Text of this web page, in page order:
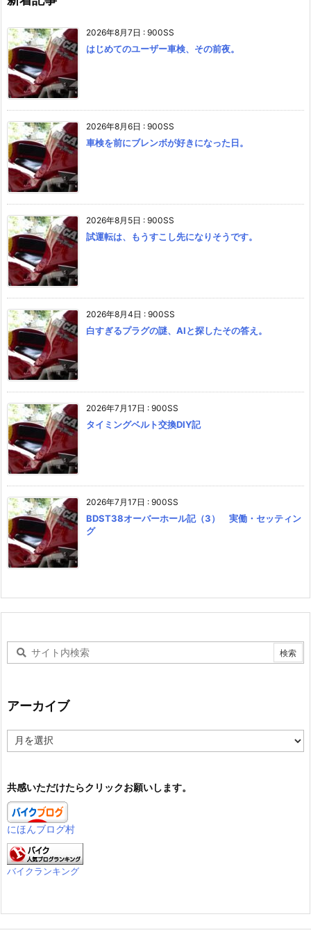
2026年8月7日 : 900SS
はじめてのユーザー車検、その前夜。
2026年8月6日 : 900SS
車検を前にブレンボが好きになった日。
2026年8月5日 : 900SS
試運転は、もうすこし先になりそうです。
2026年8月4日 : 900SS
白すぎるプラグの謎、AIと探したその答え。
2026年7月17日 : 900SS
タイミングベルト交換DIY記
2026年7月17日 : 900SS
BDST38オーバーホール記（3） 実働・セッティン
グ
アーカイブ
ー
ブ
共感いただけたらクリックお願いします。
にほんブログ村
バイクランキング